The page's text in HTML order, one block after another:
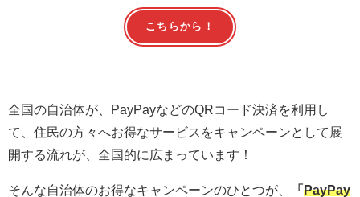
こちらから！
全国の自治体が、PayPayなどのQRコード決済を利用し
て、住民の方々へお得なサービスをキャンペーンとして展
開する流れが、全国的に広まっています！
そんな自治体のお得なキャンペーンのひとつが、 「PayPay